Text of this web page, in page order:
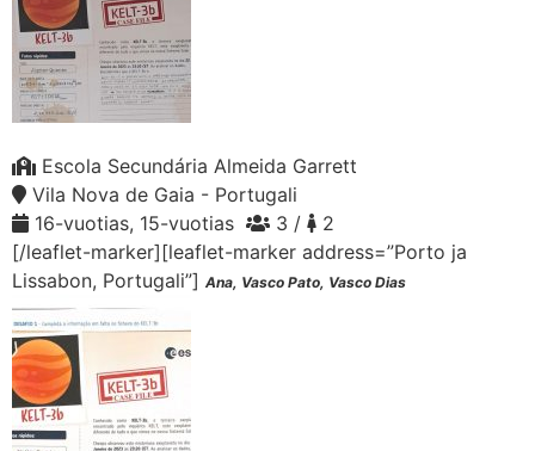
Escola Secundária Almeida Garrett
Vila Nova de Gaia - Portugali
16-vuotias, 15-vuotias
3 /
2
[/leaflet-marker][leaflet-marker address=”Porto ja
Lissabon, Portugali”] Ana, Vasco Pato, Vasco Dias